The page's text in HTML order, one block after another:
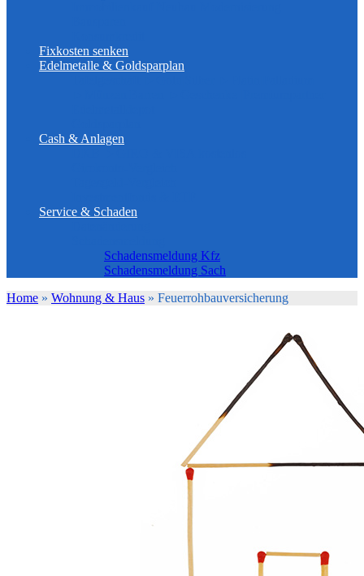
Fixkosten senken
Edelmetalle & Goldsparplan
Cash & Anlagen
Service & Schaden
Schadensmeldung Kfz
Schadensmeldung Sach
Home » Wohnung & Haus » Feuerrohbauversicherung